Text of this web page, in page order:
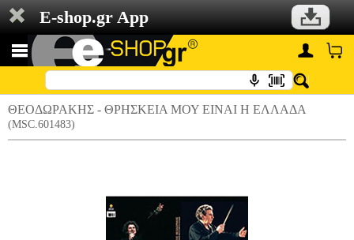
E-shop.gr App
ΘΕΟΔΩΡΑΚΗΣ - ΘΡΗΣΚΕΙΑ ΜΟΥ ΕΙΝΑΙ Η EΛΛΑΔΑ
(MSC.601483)